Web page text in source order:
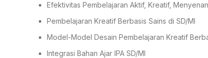
Efektivitas Pembelajaran Aktif, Kreatif,
Pembelajaran Kreatif Berbasis Sains di SD/MI
Model-Model Desain Pembelajaran Kreatif
Integrasi Bahan Ajar IPA SD/MI